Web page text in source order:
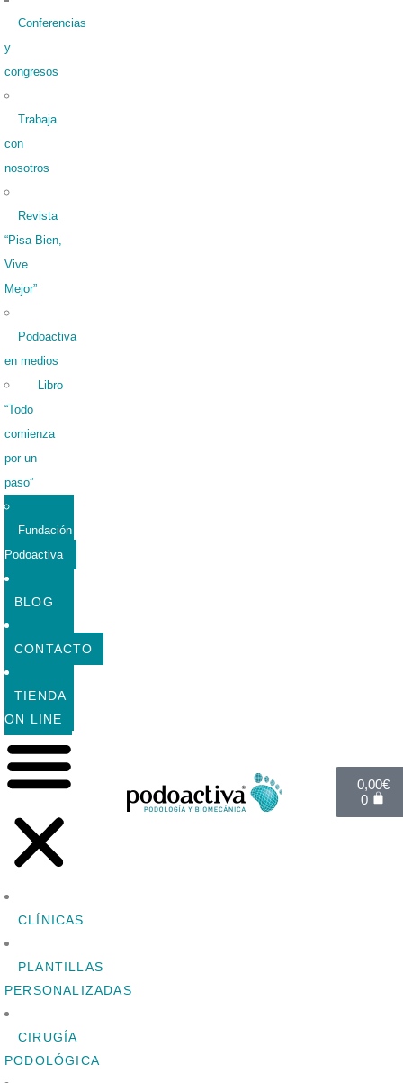
Conferencias
y
congresos
Trabaja
con
nosotros
Revista
“Pisa Bien,
Vive
Mejor”
Podoactiva
en medios
Libro
“Todo
comienza
por un
paso”
Fundación
Podoactiva
BLOG
CONTACTO
TIENDA
ON LINE
CLÍNICAS
PLANTILLAS
PERSONALIZADAS
CIRUGÍA
PODOLÓGICA
0,00€
0